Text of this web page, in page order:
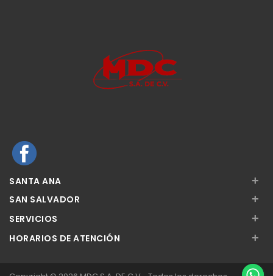
SANTA ANA +
SAN SALVADOR +
SERVICIOS +
HORARIOS DE ATENCIÓN +